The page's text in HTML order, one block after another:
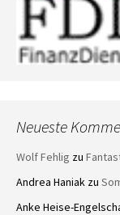
Neueste
Wolf Fehlig zu
Andrea Haniak zu
Anke Heise-